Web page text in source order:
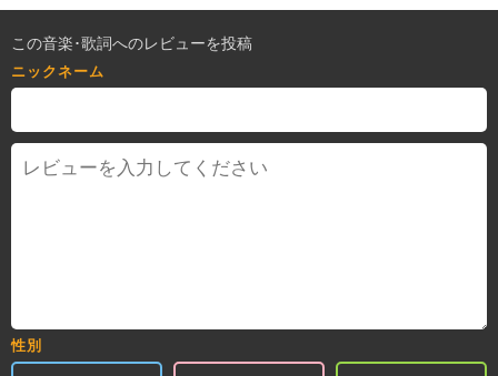
この音楽･歌詞へのレビューを投稿
ニックネーム
性別